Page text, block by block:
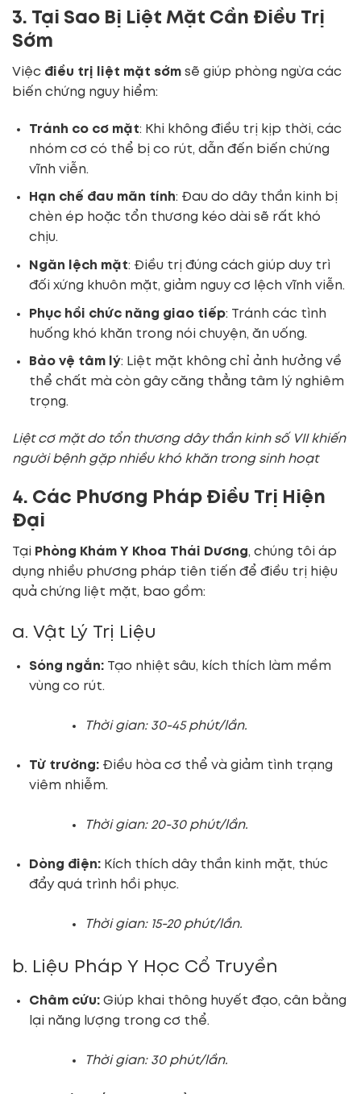
3. Tại Sao Bị Liệt Mặt Cần Điều Trị
Sớm
Việc điều trị liệt mặt sớm sẽ giúp phòng ngừa các
biến chứng nguy hiểm:
Tránh co cơ mặt: Khi không điều trị kịp thời, các
nhóm cơ có thể bị co rút, dẫn đến biến chứng
vĩnh viễn.
Hạn chế đau mãn tính: Đau do dây thần kinh bị
chèn ép hoặc tổn thương kéo dài sẽ rất khó
chịu.
Ngăn lệch mặt: Điều trị đúng cách giúp duy trì
đối xứng khuôn mặt, giảm nguy cơ lệch vĩnh viễn.
Phục hồi chức năng giao tiếp: Tránh các tình
huống khó khăn trong nói chuyện, ăn uống.
Bảo vệ tâm lý: Liệt mặt không chỉ ảnh hưởng về
thể chất mà còn gây căng thẳng tâm lý nghiêm
trọng.
Liệt cơ mặt do tổn thương dây thần kinh số VII khiến
người bệnh gặp nhiều khó khăn trong sinh hoạt
4. Các Phương Pháp Điều Trị Hiện
Đại
Tại Phòng Khám Y Khoa Thái Dương, chúng tôi áp
dụng nhiều phương pháp tiên tiến để điều trị hiệu
quả chứng liệt mặt, bao gồm:
a. Vật Lý Trị Liệu
Sóng ngắn:Tạo nhiệt sâu, kích thích làm mềm
vùng co rút.
Thời gian: 30-45 phút/lần.
Từ trường:Điều hòa cơ thể và giảm tình trạng
viêm nhiễm.
Thời gian: 20-30 phút/lần.
Dòng điện:Kích thích dây thần kinh mặt, thúc
đẩy quá trình hồi phục.
Thời gian: 15-20 phút/lần.
b. Liệu Pháp Y Học Cổ Truyền
Châm cứu:Giúp khai thông huyết đạo, cân bằng
lại năng lượng trong cơ thể.
Thời gian: 30 phút/lần.